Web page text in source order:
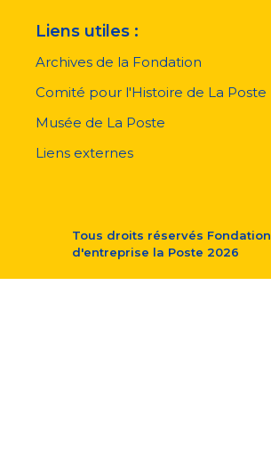
Liens utiles :
Archives de la Fondation
Comité pour l'Histoire de La Poste
Musée de La Poste
Liens externes
Tous droits réservés Fondation
d'entreprise la Poste 2026